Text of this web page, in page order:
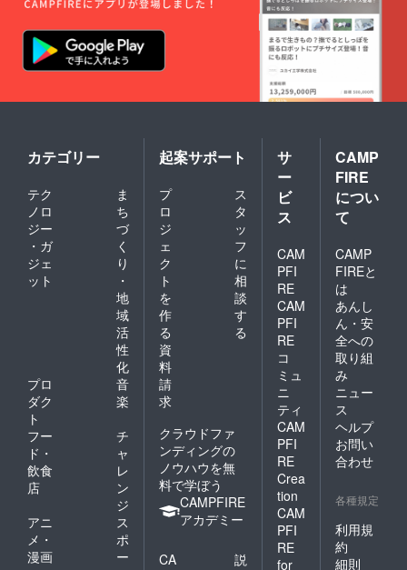
カテゴリー
テク
ノロ
ジー
・ガ
ジェ
ット
ま
ち
づ
く
り
・
地
域
活
性
化
プロ
ダク
ト
音
楽
フー
ド・
飲食
店
チ
ャ
レ
ン
ジ
アニ
メ・
漫画
ス
ポ
ー
起案サポート
プ
ロ
ジ
ェ
ク
ト
を
作
る
ス
タ
ッ
フ
に
相
談
す
る
資
料
請
求
クラウドファ
ンディングの
ノウハウを無
料で学ぼう
CAMPFIRE
アカデミー
CA
説
サ
ー
ビ
ス
CAM
PFI
RE
CAM
PFI
RE
コ
ミュ
ニ
ティ
CAM
PFI
RE
Crea
tion
CAM
PFI
RE
for
CAMP
FIRE
につい
て
CAMP
FIREと
は
あんし
ん・安
全への
取り組
み
ニュー
ス
ヘルプ
お問い
合わせ
各種規定
利用規
約
細則